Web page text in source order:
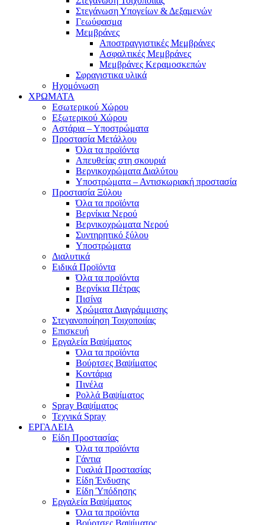
Στεγάνωση Υπογείων & Δεξαμενών
Γεωύφασμα
Μεμβράνες
Αποστραγγιστικές Μεμβράνες
Ασφαλτικές Μεμβράνες
Μεμβράνες Κεραμοσκεπών
Σφραγιστικα υλικά
Ηχομόνωση
ΧΡΩΜΑΤΑ
Εσωτερικού Χώρου
Εξωτερικού Χώρου
Αστάρια – Υποστρώματα
Προστασία Μετάλλου
Όλα τα προϊόντα
Απευθείας στη σκουριά
Βερνικοχρώματα Διαλύτου
Υποστρώματα – Αντισκωριακή προστασία
Προστασία Ξύλου
Όλα τα προϊόντα
Βερνίκια Νερού
Βερνικοχρώματα Νερού
Συντηρητικό ξύλου
Υποστρώματα
Διαλυτικά
Ειδικά Προϊόντα
Όλα τα προϊόντα
Βερνίκια Πέτρας
Πισίνα
Χρώματα Διαγράμμισης
Στεγανοποίηση Τοιχοποιίας
Επισκευή
Εργαλεία Βαψίματος
Όλα τα προϊόντα
Βούρτσες Βαψίματος
Κοντάρια
Πινέλα
Ρολλά Βαψίματος
Spray Βαψίματος
Τεχνικά Spray
ΕΡΓΑΛΕΙΑ
Είδη Προστασίας
Όλα τα προϊόντα
Γάντια
Γυαλιά Προστασίας
Είδη Ένδυσης
Είδη Ύπόδησης
Εργαλεία Βαψίματος
Όλα τα προϊόντα
Βούρτσες Βαψίματος